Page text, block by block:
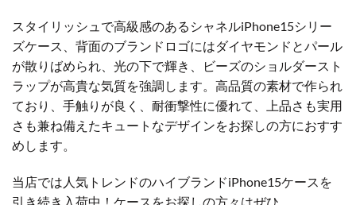
スタイリッシュで高級感のあるシャネルiPhone15シリー
ズケース、背面のブランドロゴにはダイヤモンドとパール
が散りばめられ、光の下で輝き、ビーズのショルダースト
ラップが高貴な気質を強調します。高品質の素材で作られ
ており、手触りが良く、耐衝撃性に優れて、上品さも実用
さも兼ね備えたキュートなデザインをお探しの方におすす
めします。
当店では人気トレンドのハイブランドiPhone15ケースを
引き続き入荷中！ケースをお探しの方々はぜひ